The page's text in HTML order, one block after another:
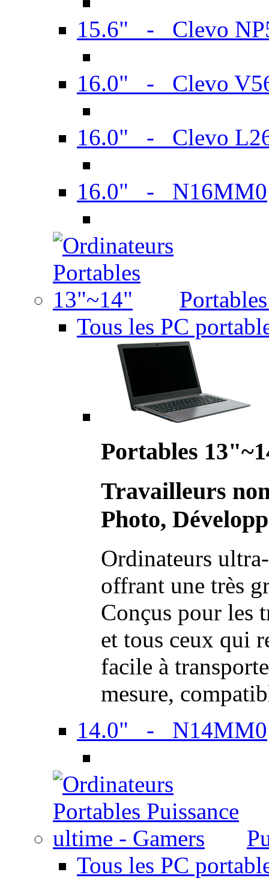
15.6" - Clevo
16.0" - Clevo
16.0" - Clevo
16.0" - N16MM0
Tous les PC
Portables
Travailleurs
Photo,
Ordinateurs
offrant une très
Conçus pour les
et tous ceux qui
facile à
mesure,
14.0" - N14MM0
Tous les PC